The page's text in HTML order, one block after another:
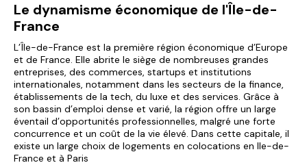
Le dynamisme économique de l'Île-de-
France
L’Île-de-France est la première région économique d’Europe
et de France. Elle abrite le siège de nombreuses grandes
entreprises, des commerces, startups et institutions
internationales, notamment dans les secteurs de la finance,
établissements de la tech, du luxe et des services. Grâce à
son bassin d’emploi dense et varié, la région offre un large
éventail d’opportunités professionnelles, malgré une forte
concurrence et un coût de la vie élevé. Dans cette capitale, il
existe un large choix de logements en colocations en Ile-de-
France et à Paris